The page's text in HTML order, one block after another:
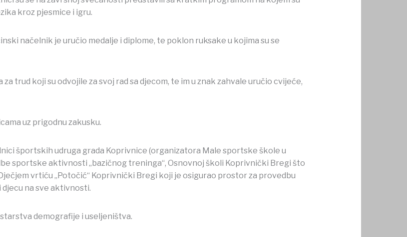
kroz pjesmice i igru.
načelnik je uručio medalje i diplome, te poklon ruksake u kojima su se
trud koji su odvojile za svoj rad sa djecom, te im u znak zahvale uručio cvijeće,
uz prigodnu zakusku.
športskih udruga grada Koprivnice (organizatora Male sportske škole u
sportske aktivnosti „bazičnog treninga“, Osnovnoj školi Koprivnički Bregi što
vrtiću „Potočić“ Koprivnički Bregi koji je osigurao prostor za provedbu
na sve aktivnosti.
demografije i useljeništva.